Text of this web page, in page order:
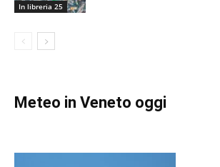
In libreria 25
Meteo in Veneto oggi